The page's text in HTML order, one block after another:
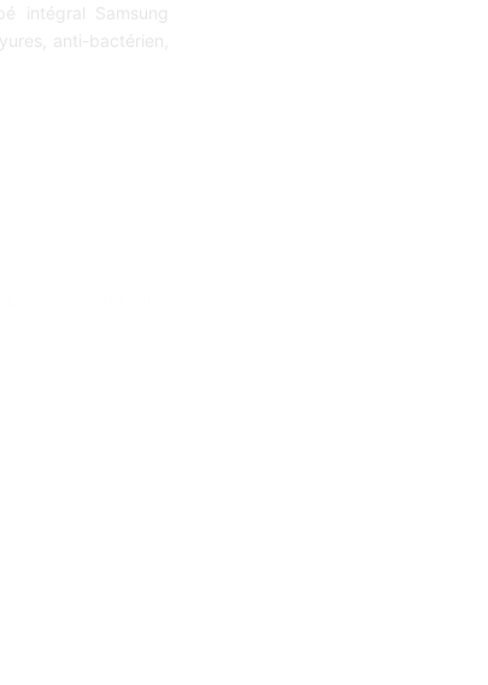
intégral Samsung
anti-bactérien,